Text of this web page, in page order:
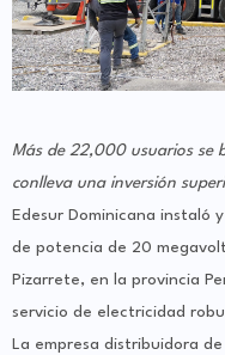
Más de 22,000 usuarios se
conlleva una inversión
Edesur Dominicana instaló
de potencia de 20
Pizarrete, en la provincia
servicio de electricidad
La empresa distribuidora